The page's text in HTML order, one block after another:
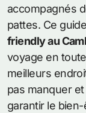
accompagnés
pattes. Ce
friendly au
voyage en
meilleurs
pas manquer
garantir le